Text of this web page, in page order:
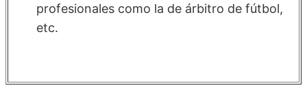
profesionales como la de árbitro de fútbol,
etc.